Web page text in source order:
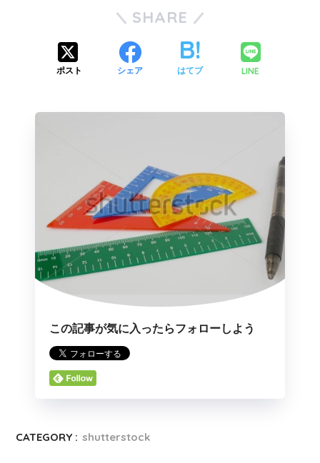
SHARE
ポスト シェア はてブ LINE
この記事が気に入ったらフォローしよう
CATEGORY : shutterstock